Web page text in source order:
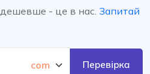
- це в нас. Запитай
Перевірка